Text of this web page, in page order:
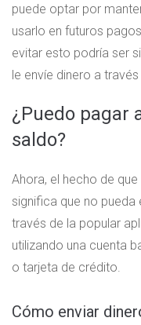
puede optar por
usarlo en futuros
evitar esto podría ser
le envíe dinero a
¿Puedo pagar
saldo?
Ahora, el hecho de
significa que no
través de la popular
utilizando una cuenta
o tarjeta de crédito.
Cómo enviar